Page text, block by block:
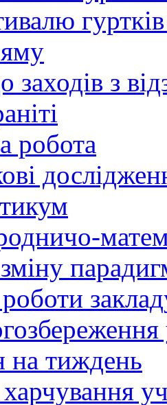
з
робота
на тиждень